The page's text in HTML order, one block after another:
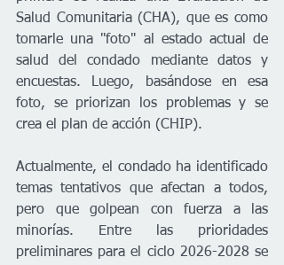
Salud Comunitaria (CHA), que es como
tomarle una "foto" al estado actual de
salud del condado mediante datos y
encuestas. Luego, basándose en esa
foto, se priorizan los problemas y se
crea el plan de acción (CHIP).
Actualmente, el condado ha identificado
temas tentativos que afectan a todos,
pero que golpean con fuerza a las
minorías. Entre las prioridades
preliminares para el ciclo 2026-2028 se